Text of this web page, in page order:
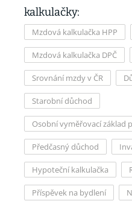
kalkulačky:
Mzdová kalkulačka HPP
Mzdová kalkulačka DPČ
Srovnání mzdy v ČR
Starobní důchod
Osobní vyměřovací základ
Předčasný důchod
Hypoteční kalkulačka
Příspěvek na bydlení